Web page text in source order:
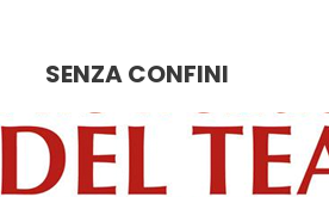
SENZA CONFINI